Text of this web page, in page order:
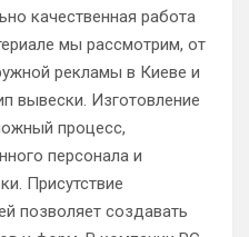
качественная работа
мы рассмотрим, от
рекламы в Киеве и
вывески. Изготовление
процесс,
персонала и
Присутствие
позволяет создавать